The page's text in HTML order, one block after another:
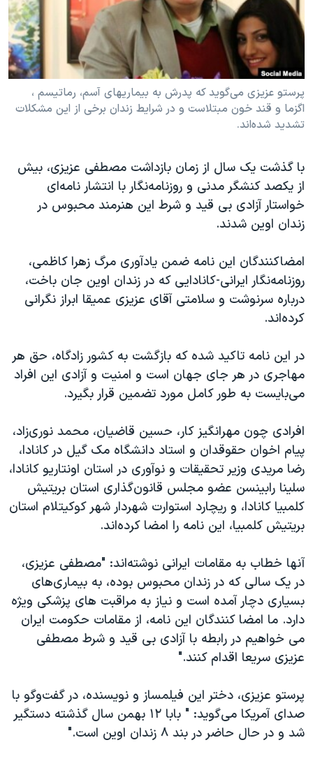
فرهنگ و زندگی
حقوق شهروندی
اقتصادی
علم و فناوری
اسرائیل در جنگ
آرشیو پخش زنده
انتخابات ریاست جمهوری آمریکا ۲۰۲۴
حمله جمهوری اسلامی به اسرائیل
رمز مهسا
ورزش زنان در ایران
مجموعه مستندهای دادخواهی
تریبونال مردمی آبان ۹۸
دادگاه حمید نوری
قانون شفافیت دارائی کادر رهبری ایران
اعتراضات مردمی آبان ۹۸
اسرائیل در جنگ
همایش محافظه‌کاران آمریکا «سی‌پک»
صفحه‌های ویژه
دنبال کنید
زبانهای مختلف
پرستو عزیزی می‌گوید که پدرش به بیماریهای آسم، رماتیسم ،
اگزما و قند خون مبتلاست و در شرایط زندان برخی از این مشکلات
تشدید شده‌اند.
با گذشت یک سال از زمان بازداشت مصطفی عزیزی، بیش
از یکصد کنشگر مدنی و روزنامه‌نگار با انتشار نامه‌ای
خواستار آزادی بی قید و شرط این هنرمند محبوس در
زندان اوین شدند.
امضاکنندگان این نامه ضمن یادآوری مرگ زهرا کاظمی،
روزنامه‌نگار ایرانی-کانادایی که در زندان اوین جان باخت،
درباره سرنوشت و سلامتی آقای عزیزی عمیقا ابراز نگرانی
کرده‌اند.
در این نامه تاکید شده که بازگشت به کشور زادگاه، حق هر
مهاجری در هر جای جهان است و امنيت و آزادی اين افراد
می‌بايست به طور کامل مورد تضمين قرار بگيرد.
افرادی چون مهرانگيز كار، حسین قاضیان، محمد نوری‌زاد،
پیام اخوان حقوقدان ‌و استاد دانشگاه مک گیل در کانادا،
رضا مریدی وزیر تحقیقات و نوآوری در استان اونتاریو کانادا،
سلینا رابینسن عضو مجلس قانون‌گذاری استان بریتیش
کلمبیا کانادا، و ریچارد استوارت شهردار شهر کوکیتلام استان
بریتیش کلمبیا، این نامه را امضا کرده‌اند.
آنها خطاب به مقامات ایرانی نوشته‌اند: "مصطفی عزيزی،
در یک سالی که در زندان محبوس بوده، به بيماری‌های
بسياری دچار آمده است و نياز به مراقبت های پزشکی ويژه
دارد. ما امضا کنندگان اين نامه، از مقامات حکومت ايران
می خواهيم در رابطه با آزادی بی قيد و شرط مصطفی
عزيزی سريعا اقدام کنند."
پرستو عزیزی، دختر این فیلمساز و نویسنده، در گفت‌وگو با
صدای آمریکا می‌گوید: " بابا ۱۲ بهمن سال گذشته دستگیر
شد و در حال حاضر در بند ۸ زندان اوین است."